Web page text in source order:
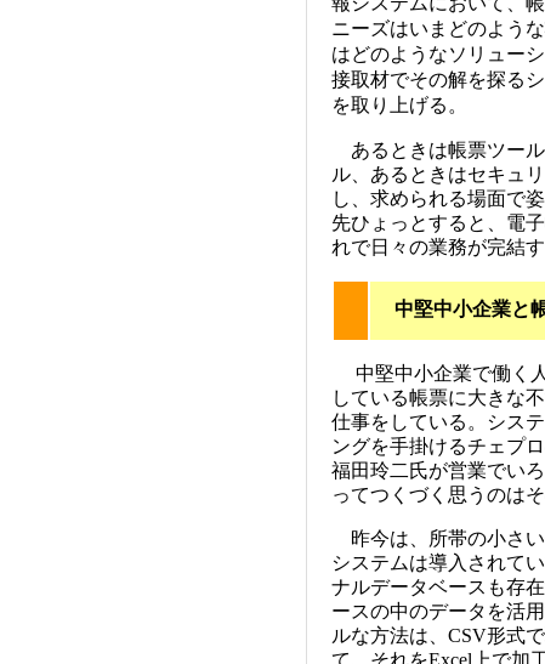
ニーズはいまどのよう
はどのようなソリュー
接取材でその解を探る
を取り上げる。
あるときは帳票ツー
ル、あるときはセキュ
し、求められる場面で
先ひょっとすると、電
れで日々の業務が完結
中堅中小企業と
中堅中小企業で働く
している帳票に大きな
仕事をしている。シス
ングを手掛けるチェプ
福田玲二氏が営業でい
ってつくづく思うのは
昨今は、所帯の小さ
システムは導入されて
ナルデータベースも存
ースの中のデータを活
ルな方法は、CSV形式
て、それをExcel上で加